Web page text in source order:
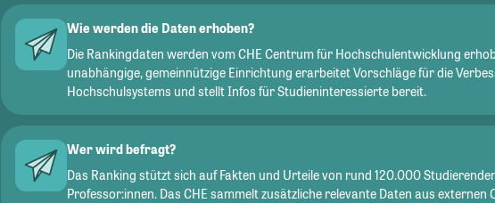
Wie werden die Daten erhoben?
Die Rankingdaten werden vom CHE Centrum für Hochschulentwicklung
unabhängige, gemeinnützige Einrichtung erarbeitet Vorschläge für die
Hochschulsystems und stellt Infos für Studieninteressierte bereit.
Wer wird befragt?
Das Ranking stützt sich auf Fakten und Urteile von rund 120.000
Professor:innen. Das CHE sammelt zusätzliche relevante Daten aus externen